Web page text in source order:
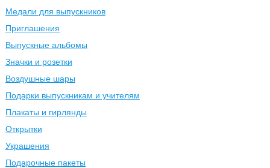
Медали для выпускников
Приглашения
Выпускные альбомы
Значки и розетки
Воздушные шары
Подарки выпускникам и учителям
Плакаты и гирлянды
Открытки
Украшения
Подарочные пакеты